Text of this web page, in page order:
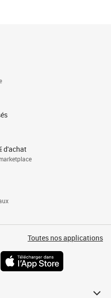
d'achat
Toutes nos applications